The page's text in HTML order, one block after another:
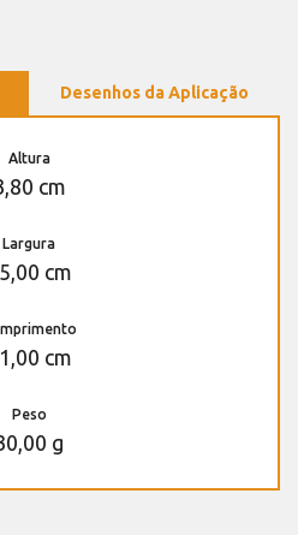
Desenhos da Aplicação
Altura
cm
Largura
cm
cm
Peso
g